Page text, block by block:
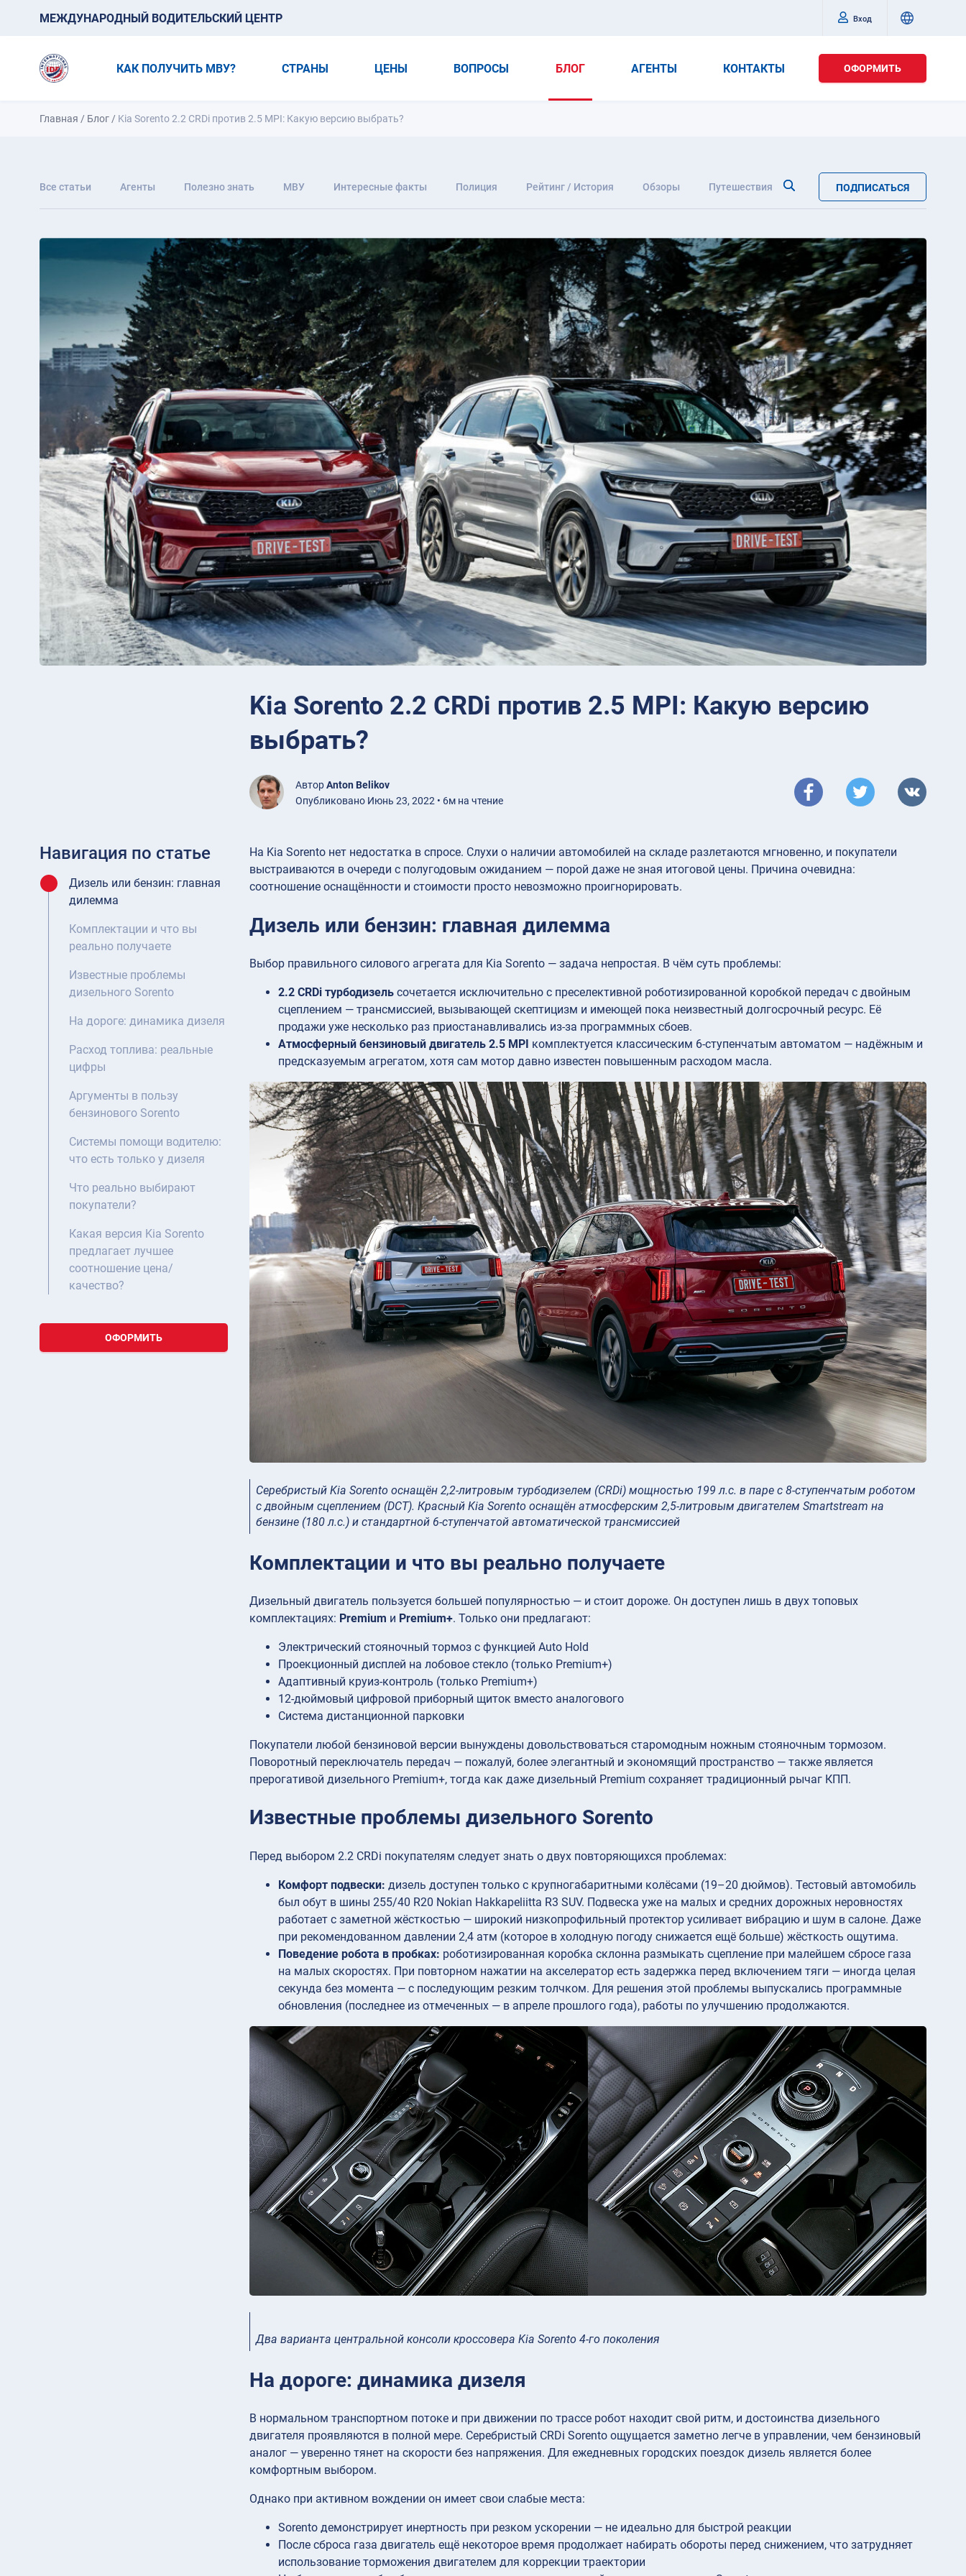
МЕЖДУНАРОДНЫЙ ВОДИТЕЛЬСКИЙ ЦЕНТР Вход
КАК ПОЛУЧИТЬ МВУ? СТРАНЫ ЦЕНЫ ВОПРОСЫ БЛОГ АГЕНТЫ КОНТАКТЫ ОФОРМИТЬ
Главная / Блог / Kia Sorento 2.2 CRDi против 2.5 MPI: Какую версию выбрать?
Все статьи Агенты Полезно знать МВУ Интересные факты Полиция Рейтинг / История Обзоры Путешествия ПОДПИСАТЬСЯ
Kia Sorento 2.2 CRDi против 2.5 MPI: Какую версию
выбрать?
АвторAnton Belikov
Опубликовано Июнь 23, 2022 • 6м на чтение
Навигация по статье
Дизель или бензин: главная
дилемма
Комплектации и что вы
реально получаете
Известные проблемы
дизельного Sorento
На дороге: динамика дизеля
Расход топлива: реальные
цифры
Аргументы в пользу
бензинового Sorento
Системы помощи водителю:
что есть только у дизеля
Что реально выбирают
покупатели?
Какая версия Kia Sorento
предлагает лучшее
соотношение цена/
качество?
ОФОРМИТЬ
На Kia Sorento нет недостатка в спросе. Слухи о наличии автомобилей на складе разлетаются мгновенно, и покупатели
выстраиваются в очереди с полугодовым ожиданием — порой даже не зная итоговой цены. Причина очевидна:
соотношение оснащённости и стоимости просто невозможно проигнорировать.
Дизель или бензин: главная дилемма
Выбор правильного силового агрегата для Kia Sorento — задача непростая. В чём суть проблемы:
2.2 CRDi турбодизель сочетается исключительно с преселективной роботизированной коробкой передач с двойным
сцеплением — трансмиссией, вызывающей скептицизм и имеющей пока неизвестный долгосрочный ресурс. Её
продажи уже несколько раз приостанавливались из-за программных сбоев.
Атмосферный бензиновый двигатель 2.5 MPI комплектуется классическим 6-ступенчатым автоматом — надёжным и
предсказуемым агрегатом, хотя сам мотор давно известен повышенным расходом масла.
Серебристый Kia Sorento оснащён 2,2-литровым турбодизелем (CRDi) мощностью 199 л.с. в паре с 8-ступенчатым роботом
с двойным сцеплением (DCT). Красный Kia Sorento оснащён атмосферским 2,5-литровым двигателем Smartstream на
бензине (180 л.с.) и стандартной 6-ступенчатой автоматической трансмиссией
Комплектации и что вы реально получаете
Дизельный двигатель пользуется большей популярностью — и стоит дороже. Он доступен лишь в двух топовых
комплектациях: Premium и Premium+. Только они предлагают:
Электрический стояночный тормоз с функцией Auto Hold
Проекционный дисплей на лобовое стекло (только Premium+)
Адаптивный круиз-контроль (только Premium+)
12-дюймовый цифровой приборный щиток вместо аналогового
Система дистанционной парковки
Покупатели любой бензиновой версии вынуждены довольствоваться старомодным ножным стояночным тормозом.
Поворотный переключатель передач — пожалуй, более элегантный и экономящий пространство — также является
прерогативой дизельного Premium+, тогда как даже дизельный Premium сохраняет традиционный рычаг КПП.
Известные проблемы дизельного Sorento
Перед выбором 2.2 CRDi покупателям следует знать о двух повторяющихся проблемах:
Комфорт подвески: дизель доступен только с крупногабаритными колёсами (19–20 дюймов). Тестовый автомобиль
был обут в шины 255/40 R20 Nokian Hakkapeliitta R3 SUV. Подвеска уже на малых и средних дорожных неровностях
работает с заметной жёсткостью — широкий низкопрофильный протектор усиливает вибрацию и шум в салоне. Даже
при рекомендованном давлении 2,4 атм (которое в холодную погоду снижается ещё больше) жёсткость ощутима.
Поведение робота в пробках: роботизированная коробка склонна размыкать сцепление при малейшем сбросе газа
на малых скоростях. При повторном нажатии на акселератор есть задержка перед включением тяги — иногда целая
секунда без момента — с последующим резким толчком. Для решения этой проблемы выпускались программные
обновления (последнее из отмеченных — в апреле прошлого года), работы по улучшению продолжаются.
Два варианта центральной консоли кроссовера Kia Sorento 4-го поколения
На дороге: динамика дизеля
В нормальном транспортном потоке и при движении по трассе робот находит свой ритм, и достоинства дизельного
двигателя проявляются в полной мере. Серебристый CRDi Sorento ощущается заметно легче в управлении, чем бензиновый
аналог — уверенно тянет на скорости без напряжения. Для ежедневных городских поездок дизель является более
комфортным выбором.
Однако при активном вождении он имеет свои слабые места:
Sorento демонстрирует инертность при резком ускорении — не идеально для быстрой реакции
После сброса газа двигатель ещё некоторое время продолжает набирать обороты перед снижением, что затрудняет
использование торможения двигателем для коррекции траектории